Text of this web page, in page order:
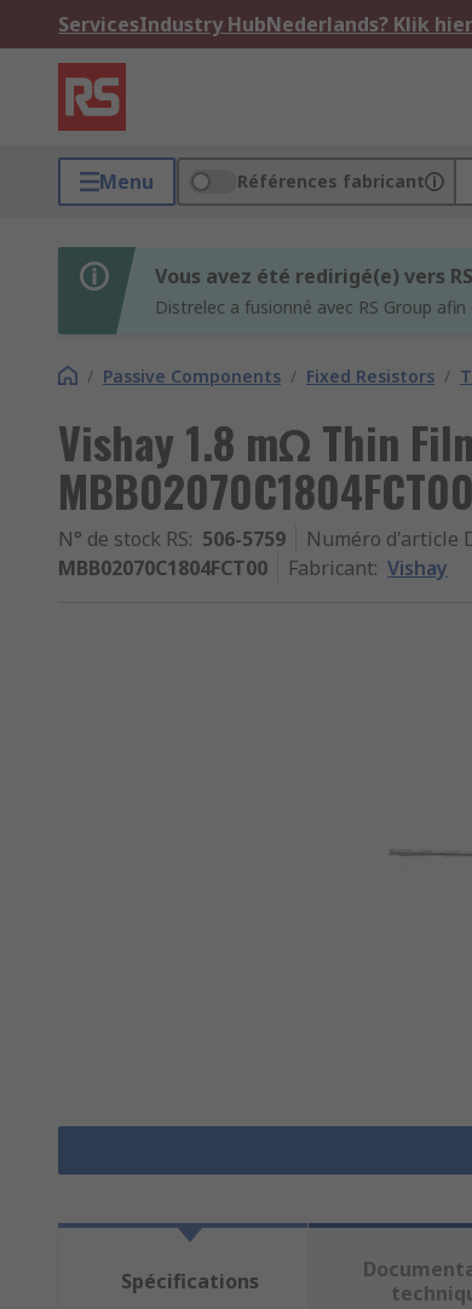
ServicesIndustry HubNederlands? Klik hier
Menu Références fabricant
Vous avez été redirigé(e) vers
Distrelec a fusionné avec RS Group
/ Passive Components / Fixed Resistors /
Vishay 1.8 mΩ Thin
MBB02070C1804FCT00
N° de stock RS: 506-5759 Numéro d'article
MBB02070C1804FCT00
Fabricant: Vishay
Spécifications